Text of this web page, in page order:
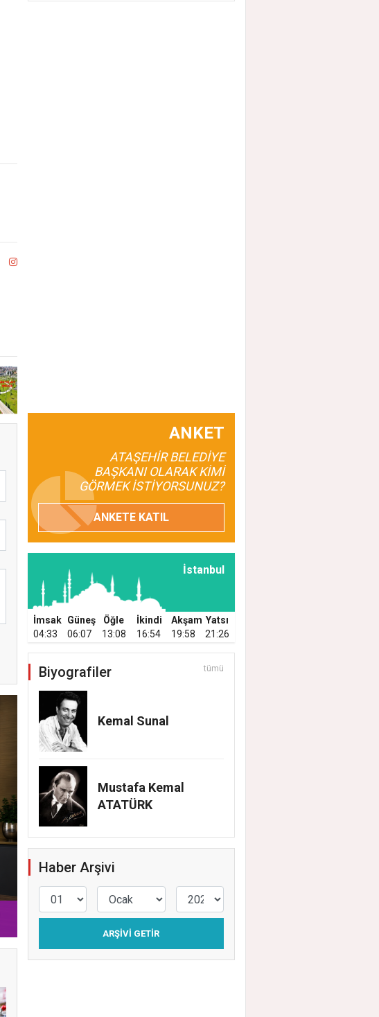
ATAŞEHİR BELEDİYESİ’NİN EĞİTİM
DESTEĞİ YENİ DÖNEMDE DE SÜRÜYOR
ANKET
ATAŞEHİR BELEDİYE
BAŞKANI OLARAK KİMİ
GÖRMEK İSTİYORSUNUZ?
ANKETE KATIL
İstanbul
İmsak Güneş Öğle İkindi Akşam Yatsı
04:33
06:07 13:08 16:54 19:58 21:26
Biyografiler tümü
Kemal Sunal
Mustafa Kemal
ATATÜRK
Haber Arşivi
ARŞIVI GETIR